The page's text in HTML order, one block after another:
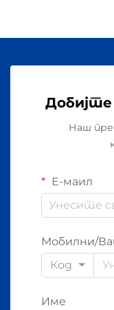
Наш
Е-маил
Мобилни/
Код
Име